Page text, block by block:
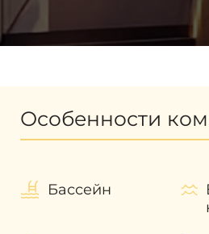
Особенности
Бассейн